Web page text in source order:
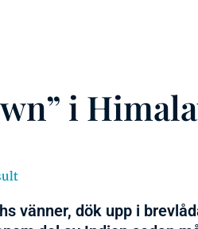
i
vänner, dök upp i